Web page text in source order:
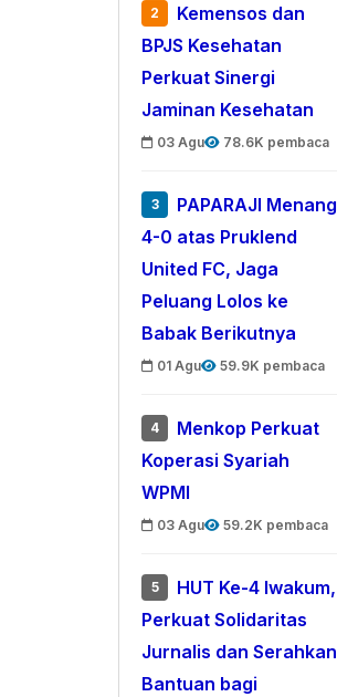
2
Kemensos dan
BPJS Kesehatan
Perkuat Sinergi
Jaminan Kesehatan
03 Agu 78.6K pembaca
3
PAPARAJI Menang
4-0 atas Pruklend
United FC, Jaga
Peluang Lolos ke
Babak Berikutnya
01 Agu 59.9K pembaca
4
Menkop Perkuat
Koperasi Syariah
WPMI
03 Agu 59.2K pembaca
5
HUT Ke-4 Iwakum,
Perkuat Solidaritas
Jurnalis dan Serahkan
Bantuan bagi